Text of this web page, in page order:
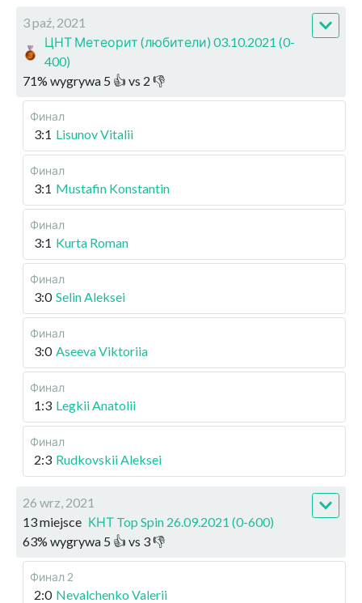
3 paź, 2021
ЦНТ Метеорит (любители) 03.10.2021 (0-
400)
71% wygrywa 5 👍 vs 2 👎
Финал
3:1 Lisunov Vitalii
Финал
3:1 Mustafin Konstantin
Финал
3:1 Kurta Roman
Финал
3:0 Selin Aleksei
Финал
3:0 Aseeva Viktoriia
Финал
1:3 Legkii Anatolii
Финал
2:3 Rudkovskii Aleksei
26 wrz, 2021
13 miejsce КНТ Top Spin 26.09.2021 (0-600)
63% wygrywa 5 👍 vs 3👎
Финал 2
2:0 Nevalchenko Valerii